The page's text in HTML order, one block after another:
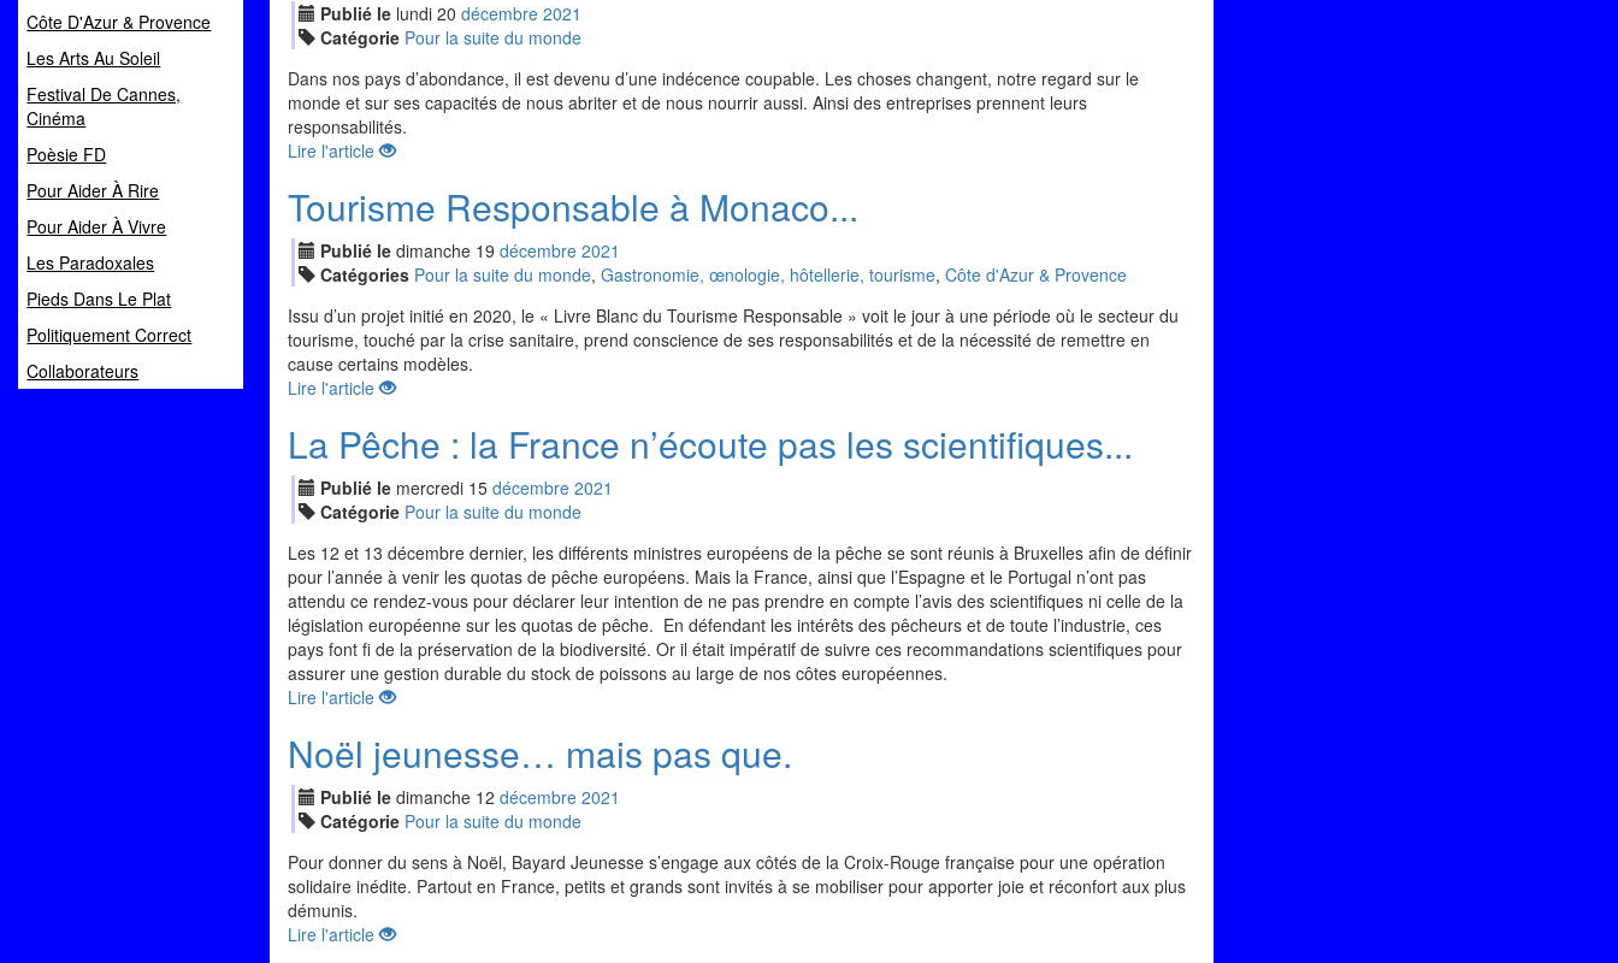
Côte D'Azur & Provence
Les Arts Au Soleil
Festival De Cannes,
Cinéma
Poèsie FD
Pour Aider À Rire
Pour Aider À Vivre
Les Paradoxales
Pieds Dans Le Plat
Politiquement Correct
Collaborateurs
Publié le lundi 20 décembre 2021
Catégorie Pour la suite du monde
Dans nos pays d’abondance, il est devenu d’une indécence coupable. Les choses changent, notre regard sur le
monde et sur ses capacités de nous abriter et de nous nourrir aussi. Ainsi des entreprises prennent leurs
responsabilités.
Lire l'article
Tourisme Responsable à Monaco...
Publié le dimanche 19 décembre 2021
Catégories Pour la suite du monde, Gastronomie, œnologie, hôtellerie, tourisme, Côte d'Azur & Provence
Issu d’un projet initié en 2020, le « Livre Blanc du Tourisme Responsable » voit le jour à une période où le secteur du
tourisme, touché par la crise sanitaire, prend conscience de ses responsabilités et de la nécessité de remettre en
cause certains modèles.
Lire l'article
La Pêche : la France n’écoute pas les scientifiques...
Publié le mercredi 15 décembre 2021
Catégorie Pour la suite du monde
Les 12 et 13 décembre dernier, les différents ministres européens de la pêche se sont réunis à Bruxelles afin de définir
pour l’année à venir les quotas de pêche européens. Mais la France, ainsi que l’Espagne et le Portugal n’ont pas
attendu ce rendez-vous pour déclarer leur intention de ne pas prendre en compte l’avis des scientifiques ni celle de la
législation européenne sur les quotas de pêche. En défendant les intérêts des pêcheurs et de toute l’industrie, ces
pays font fi de la préservation de la biodiversité. Or il était impératif de suivre ces recommandations scientifiques pour
assurer une gestion durable du stock de poissons au large de nos côtes européennes.
Lire l'article
Noël jeunesse… mais pas que.
Publié le dimanche 12 décembre 2021
Catégorie Pour la suite du monde
Pour donner du sens à Noël, Bayard Jeunesse s’engage aux côtés de la Croix-Rouge française pour une opération
solidaire inédite. Partout en France, petits et grands sont invités à se mobiliser pour apporter joie et réconfort aux plus
démunis.
Lire l'article